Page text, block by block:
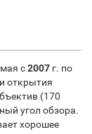
с2007 г. по
открытия
(170
угол обзора.
хорошее